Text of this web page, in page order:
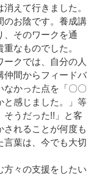
えて行きました。
のお陰です。養成講
、そのワークを通
なものでした。
クでは、自分の人
仲間からフィードバ
なかった点を「〇〇
と感じました。」等
そうだった!!」と客
されることが何度も
言葉は、今でも大切
方々の支援をしたい